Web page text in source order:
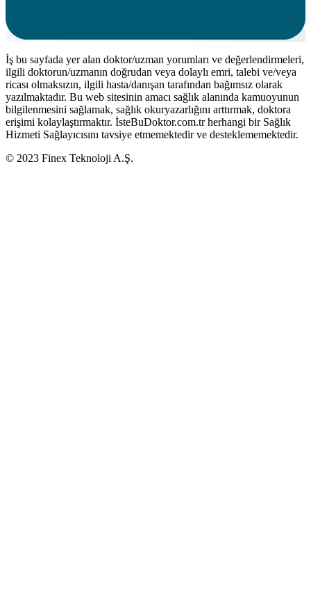
İş bu sayfada yer alan doktor/uzman yorumları ve değerlendirmeleri,
ilgili doktorun/uzmanın doğrudan veya dolaylı emri, talebi ve/veya
ricası olmaksızın, ilgili hasta/danışan tarafından bağımsız olarak
yazılmaktadır. Bu web sitesinin amacı sağlık alanında kamuoyunun
bilgilenmesini sağlamak, sağlık okuryazarlığını arttırmak, doktora
erişimi kolaylaştırmaktır. İsteBuDoktor.com.tr herhangi bir Sağlık
Hizmeti Sağlayıcısını tavsiye etmemektedir ve desteklememektedir.
© 2023 Finex Teknoloji A.Ş.